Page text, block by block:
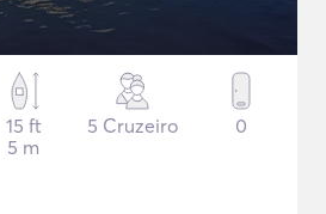
15 ft
5 m
5 Cruzeiro 0